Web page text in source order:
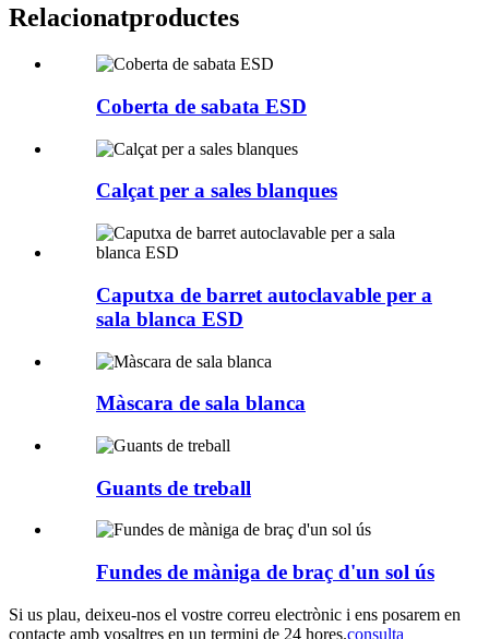
Relacionatproductes
Coberta de sabata ESD
Calçat per a sales blanques
Caputxa de barret autoclavable per a
sala blanca ESD
Màscara de sala blanca
Guants de treball
Fundes de màniga de braç d'un sol ús
Si us plau, deixeu-nos el vostre correu electrònic i ens posarem en
contacte amb vosaltres en un termini de 24 hores.consulta